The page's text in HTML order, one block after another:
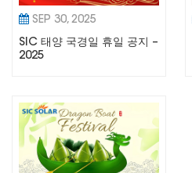
SEP 30, 2025
SIC 태양 국경일 휴일 공지 –
2025